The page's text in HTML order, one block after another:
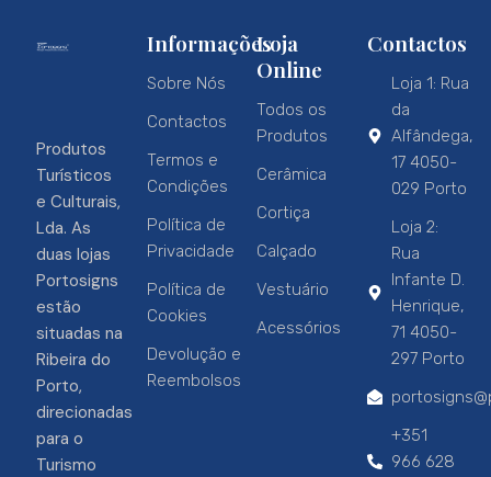
Produtos
Turísticos
e Culturais,
Lda. As
duas lojas
Portosigns
estão
situadas na
Ribeira do
Porto,
direcionadas
para o
Turismo
Informações
Sobre Nós
Contactos
Termos e
Condições
Política de
Privacidade
Política de
Cookies
Devolução e
Reembolsos
Loja
Online
Todos os
Produtos
Cerâmica
Cortiça
Calçado
Vestuário
Acessórios
Contactos
Loja 1: Rua
da
Alfândega,
17 4050-
029 Porto
Loja 2:
Rua
Infante D.
Henrique,
71 4050-
297 Porto
+351
966 628